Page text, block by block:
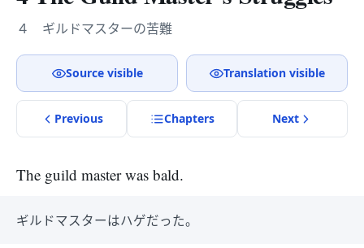
４ ギルドマスターの苦難
Source visible Translation visible
Previous Chapters Next
The guild master was bald.
ギルドマスターはハゲだった。